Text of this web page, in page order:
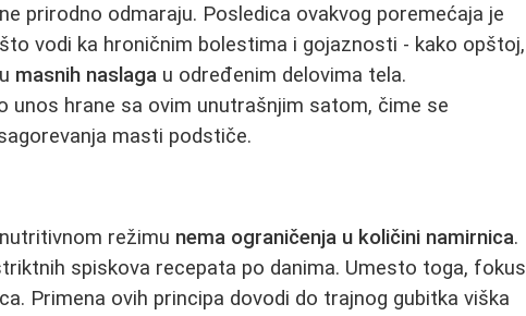
prirodno odmaraju. Posledica ovakvog poremećaja je
vodi ka hroničnim bolestima i gojaznosti - kako opštoj,
masnih naslaga u određenim delovima tela.
unos hrane sa ovim unutrašnjim satom, čime se
masti podstiče.
režimu nema ograničenja u količini namirnica.
spiskova recepata po danima. Umesto toga, fokus
Primena ovih principa dovodi do trajnog gubitka viška